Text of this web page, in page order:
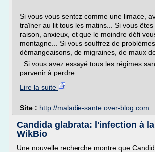
Si vous vous sentez comme une limace,
traîner au lit tous les matins... Si vous êtes
raison, anxieux, et que le moindre défi
montagne... Si vous souffrez de
démangeaisons, de migraines, de maux de
. Si vous avez essayé tous les régimes
parvenir à perdre...
Lire la suite
Site : http://maladie-sante.over-blog.com
Candida glabrata: l'infection à la
WikBio
Une nouvelle recherche montre que